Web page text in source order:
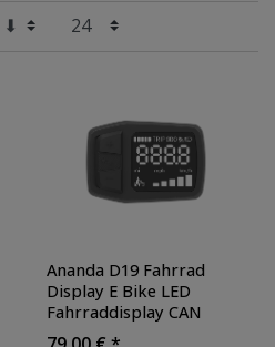
Ananda D19 Fahrrad
Display E Bike LED
Fahrraddisplay CAN
Fahrradcomputer 8